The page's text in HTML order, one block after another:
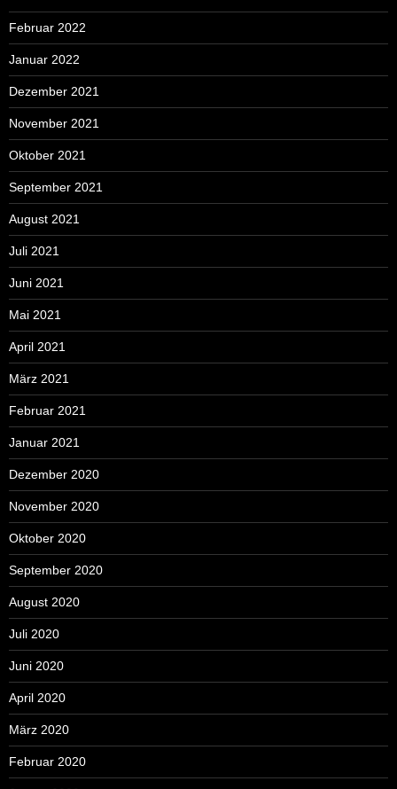
Februar 2022
Januar 2022
Dezember 2021
November 2021
Oktober 2021
September 2021
August 2021
Juli 2021
Juni 2021
Mai 2021
April 2021
März 2021
Februar 2021
Januar 2021
Dezember 2020
November 2020
Oktober 2020
September 2020
August 2020
Juli 2020
Juni 2020
April 2020
März 2020
Februar 2020